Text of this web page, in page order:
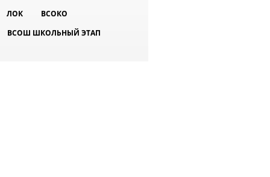
ЛОК
ВСОКО
ВСОШ ШКОЛЬНЫЙ ЭТАП